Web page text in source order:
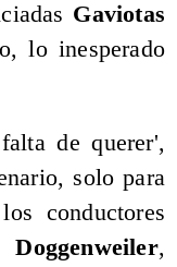
Gaviotas
lo inesperado
de querer',
solo para
conductores
,